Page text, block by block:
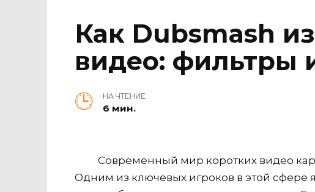
Как Dubsmash
видео: фильтры
НА ЧТЕНИЕ
6 мин.
Современный мир коротких видео
Одним из ключевых игроков в этой сфере